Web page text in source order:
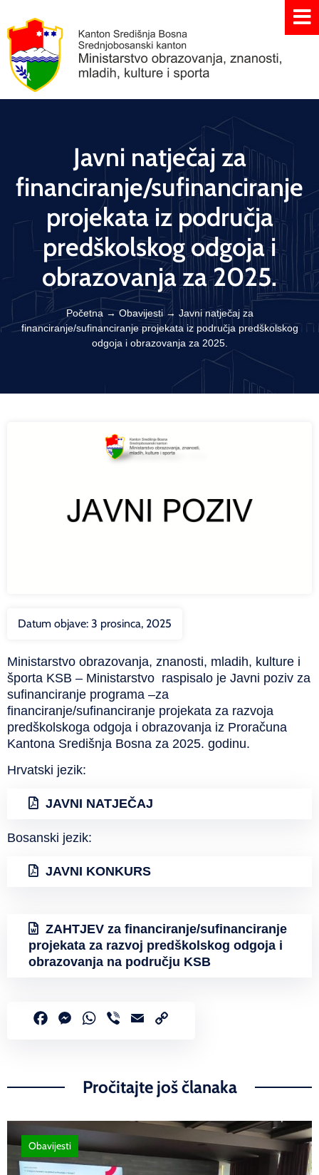
Javni natječaj za
financiranje/sufinanciranje
projekata iz područja
predškolskog odgoja i
obrazovanja za 2025.
Početna→Obavijesti→ Javni natječaj za
financiranje/sufinanciranje projekata iz područja predškolskog
odgoja i obrazovanja za 2025.
Datum objave: 3 prosinca, 2025
Ministarstvo obrazovanja, znanosti, mladih, kulture i
športa KSB – Ministarstvo raspisalo je Javni poziv za
sufinanciranje programa –za
financiranje/sufinanciranje projekata za razvoja
predškolskoga odgoja i obrazovanja iz Proračuna
Kantona Središnja Bosna za 2025. godinu.
Hrvatski jezik:
JAVNI NATJEČAJ
Bosanski jezik:
JAVNI KONKURS
ZAHTJEV za financiranje/sufinanciranje
projekata za razvoj predškolskog odgoja i
obrazovanja na području KSB
FacebookMessenger
WhatsApp
Viber Email
Pročitajte još članaka
Obavijesti